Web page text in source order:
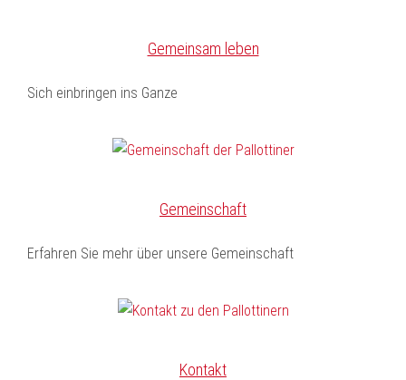
Gemeinsam leben
Sich einbringen ins Ganze
Gemeinschaft
Erfahren Sie mehr über unsere Gemeinschaft
Kontakt